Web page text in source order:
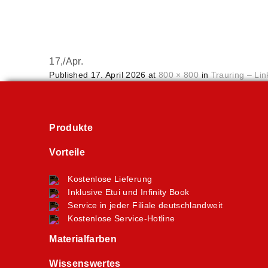
17,/Apr.
Published 17. April 2026 at800 × 800 in Trauring –
Produkte
Vorteile
Kostenlose Lieferung
Inklusive Etui und Infinity Book
Service in jeder Filiale deutschlandweit
Kostenlose Service-Hotline
Materialfarben
Wissenswertes